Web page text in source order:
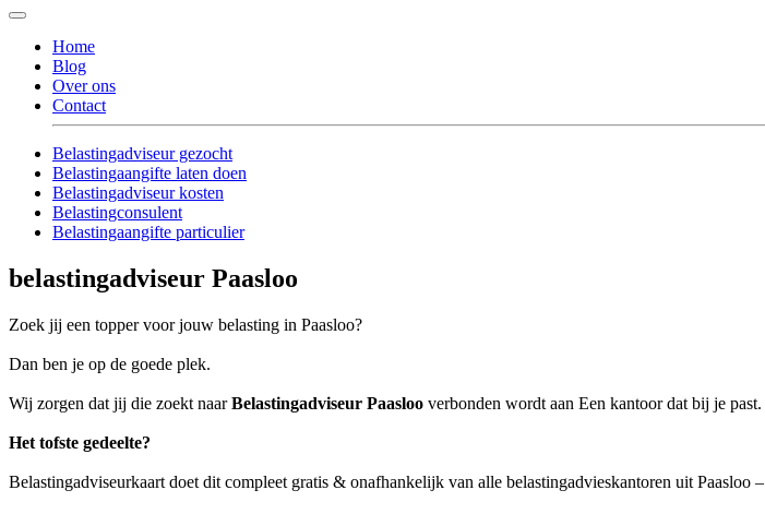
Home
Blog
Over ons
Contact
Belastingadviseur gezocht
Belastingaangifte laten doen
Belastingadviseur kosten
Belastingconsulent
Belastingaangifte particulier
belastingadviseur Paasloo
Zoek jij een topper voor jouw belasting in Paasloo?
Dan ben je op de goede plek.
Wij zorgen dat jij die zoekt naarBelastingadviseur Paasloo verbonden wordt aan Een kantoor dat bij je past.
Het tofste gedeelte?
Belastingadviseurkaart doet dit compleet gratis & onafhankelijk van alle belastingadvieskantoren uit Paasloo –